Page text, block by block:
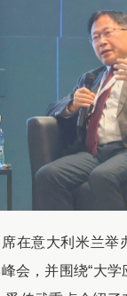
在意大利米兰举
会，并围绕“大